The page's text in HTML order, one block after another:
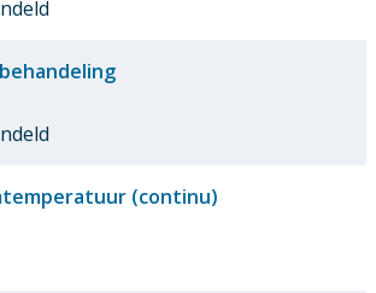
(continu)